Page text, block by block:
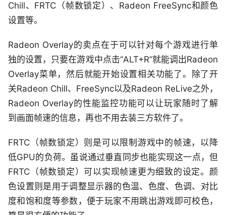
Chill、FRTC（帧数锁定）、Radeon FreeSync和颜色
设置等。
Radeon Overlay的卖点在于可以针对每个游戏进行单
独的设置，只要在游戏中点击“ALT+R”就能调出Radeon
Overlay菜单，然后就能开始设置相关功能了。除了开
关Radeon Chill、FreeSync以及Radeon ReLive之外，
Radeon Overlay的性能监控功能可以让玩家随时了解
到画面帧速的信息，再也不用去装三方软件了。
FRTC（帧数锁定）则是可以限制游戏中的帧速，以降
低GPU的负荷。虽说通过垂直同步也能实现这一点，但
FRTC（帧数锁定）可以实现帧速更为细致的设定。颜
色设置则是用于调整显示器的色温、色度、色调、对比
度和饱和度等参数，便于玩家不用跳出游戏即可校色，